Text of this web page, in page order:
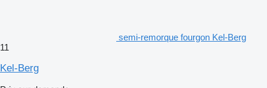
semi-remorque fourgon Kel-Berg
11
Kel-Berg